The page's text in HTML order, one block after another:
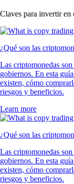
Claves para invertir en
¿Qué son las
Las criptomonedas
gobiernos. En esta
existen, cómo
riesgos y beneficios.
Learn more
¿Qué son las
Las criptomonedas
gobiernos. En esta
existen, cómo
riesgos y beneficios.